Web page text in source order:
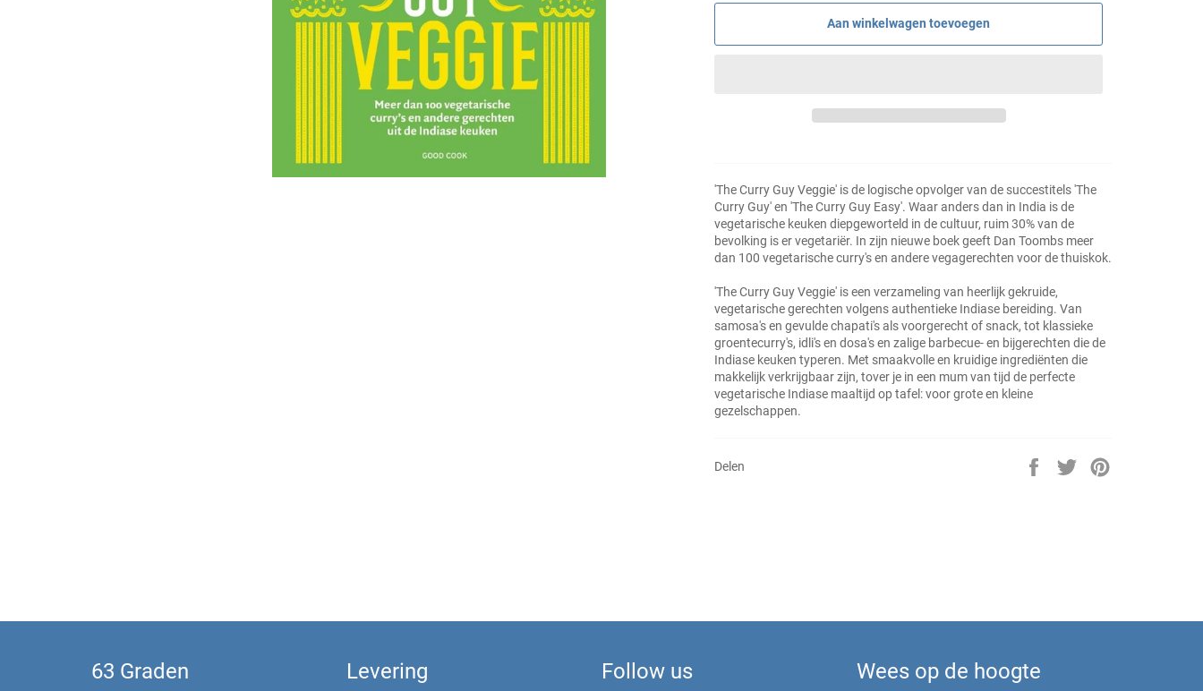
Aan winkelwagen toevoegen
'The Curry Guy Veggie' is de logische opvolger van de succestitels 'The
Curry Guy' en 'The Curry Guy Easy'. Waar anders dan in India is de
vegetarische keuken diepgeworteld in de cultuur, ruim 30% van de
bevolking is er vegetariër. In zijn nieuwe boek geeft Dan Toombs meer
dan 100 vegetarische curry's en andere vegagerechten voor de thuiskok.
'The Curry Guy Veggie' is een verzameling van heerlijk gekruide,
vegetarische gerechten volgens authentieke Indiase bereiding. Van
samosa's en gevulde chapati's als voorgerecht of snack, tot klassieke
groentecurry's, idli's en dosa's en zalige barbecue- en bijgerechten die de
Indiase keuken typeren. Met smaakvolle en kruidige ingrediënten die
makkelijk verkrijgbaar zijn, tover je in een mum van tijd de perfecte
vegetarische Indiase maaltijd op tafel: voor grote en kleine
gezelschappen.
Delen
Delen
Twitteren
63 Graden Levering Follow us Wees op de hoogte